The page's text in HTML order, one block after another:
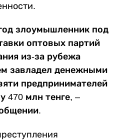
злоумышленник под
оптовых партий
из-за рубежа
завладел денежными
предпринимателей
470 млн тенге, –